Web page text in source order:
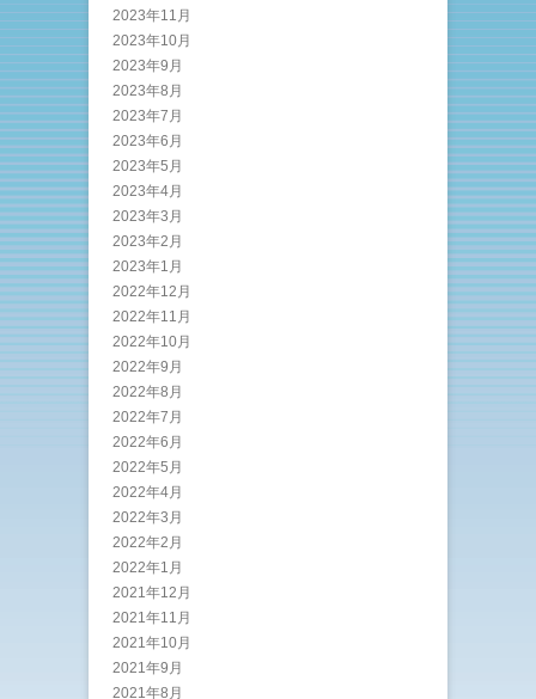
2023年11月
2023年10月
2023年9月
2023年8月
2023年7月
2023年6月
2023年5月
2023年4月
2023年3月
2023年2月
2023年1月
2022年12月
2022年11月
2022年10月
2022年9月
2022年8月
2022年7月
2022年6月
2022年5月
2022年4月
2022年3月
2022年2月
2022年1月
2021年12月
2021年11月
2021年10月
2021年9月
2021年8月